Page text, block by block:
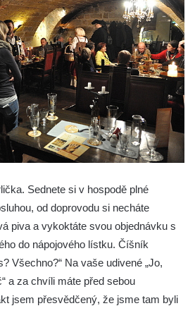
Sednete si v hospodě plné
od doprovodu si necháte
piva a vykoktáte svou objednávku s
do nápojového lístku. Číšník
Všechno?“ Na vaše udivené „Jo,
a za chvíli máte před sebou
jsem přesvědčený, že jsme tam byli